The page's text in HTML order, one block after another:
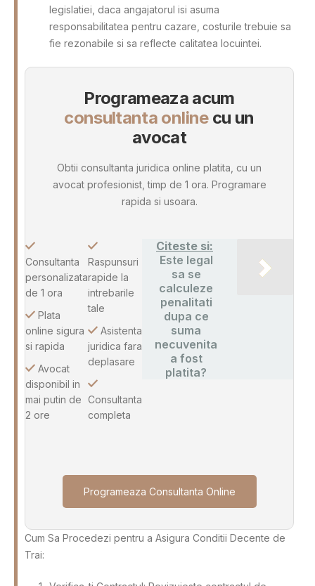
legislatiei, daca angajatorul isi asuma
responsabilitatea pentru cazare, costurile trebuie sa
fie rezonabile si sa reflecte calitatea locuintei.
Programeaza acum
consultanta onlinecu un
avocat
Obtii consultanta juridica online platita, cu un
avocat profesionist, timp de 1 ora. Programare
rapida si usoara.
Consultanta
personalizata
de 1 ora
Plata
online sigura
si rapida
Avocat
disponibil in
mai putin de
2 ore
Raspunsuri
rapide la
intrebarile
tale
Asistenta
juridica fara
deplasare
Consultanta
completa
Citeste si:
Este legal
sa se
calculeze
penalitati
dupa ce
suma
necuvenita
a fost
platita?
Programeaza Consultanta Online
Cum Sa Procedezi pentru a Asigura Conditii Decente de
Trai: